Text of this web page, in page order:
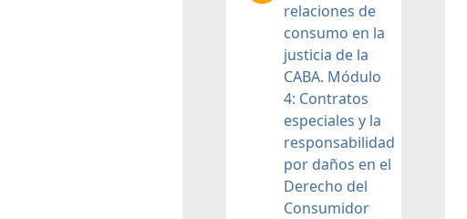
relaciones de
consumo en la
justicia de la
CABA. Módulo
4: Contratos
especiales y la
responsabilidad
por daños en el
Derecho del
Consumidor